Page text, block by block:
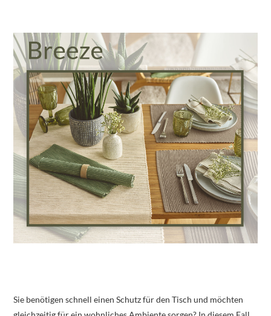
Sie benötigen schnell einen Schutz für den Tisch und möchten